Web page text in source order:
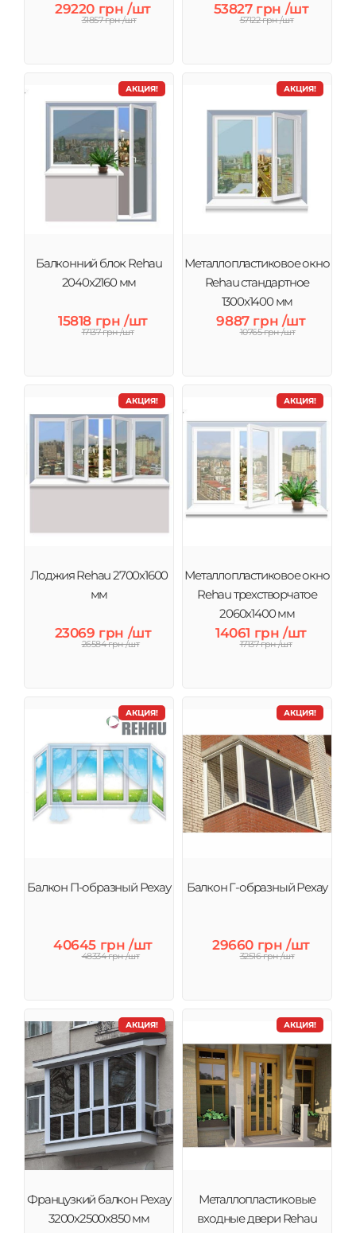
29220 грн /шт
31857 грн /шт
53827 грн /шт
57122 грн /шт
АКЦИЯ!
Балконний блок Rehau
2040x2160 мм
15818 грн /шт
17137 грн /шт
АКЦИЯ!
Металлопластиковое окно
Rehau стандартное
1300x1400 мм
9887 грн /шт
10765 грн /шт
АКЦИЯ!
Лоджия Rehau 2700х1600
мм
23069 грн /шт
26584 грн /шт
АКЦИЯ!
Металлопластиковое окно
Rehau трехстворчатое
2060х1400 мм
14061 грн /шт
17137 грн /шт
АКЦИЯ!
Балкон П-образный Рехау
40645 грн /шт
48334 грн /шт
АКЦИЯ!
Балкон Г-образный Рехау
29660 грн /шт
32516 грн /шт
АКЦИЯ!
Французкий балкон Рехау
3200х2500х850 мм
АКЦИЯ!
Металлопластиковые
входные двери Rehau